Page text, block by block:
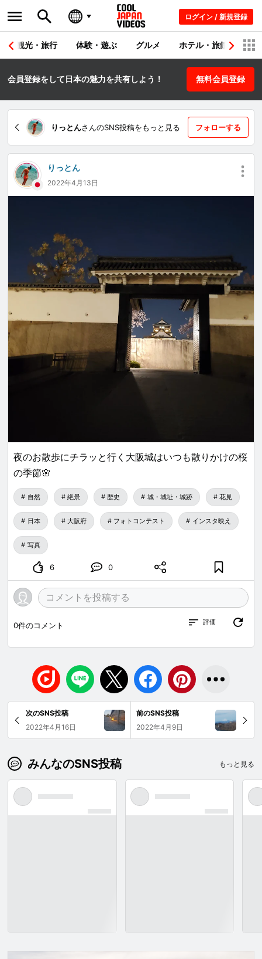
ログイン / 新規登録
観光・旅行 体験・遊ぶ グルメ ホテル・旅館 シ
会員登録をして日本の魅力を共有しよう！ 無料会員登録
りっとんさんのSNS投稿をもっと見る フォローする
りっとん
2022年4月13日
夜のお散歩にチラッと行く大阪城はいつも散りかけの桜
の季節🌸
自然 絶景 歴史 城・城址・城跡 花見
日本 大阪府 フォトコンテスト インスタ映え
写真
6 0
0件のコメント 評価
次のSNS投稿
2022年4月16日
前のSNS投稿
2022年4月9日
みんなのSNS投稿 もっと見る